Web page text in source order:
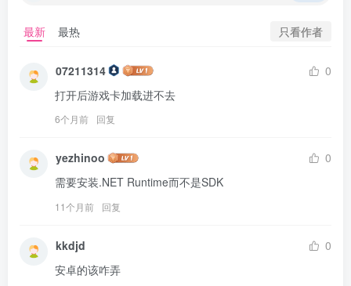
最新 最热 只看作者
07211314
0
打开后游戏卡加载进不去
6个月前 回复
yezhinoo
0
需要安装.NET Runtime而不是SDK
11个月前 回复
kkdjd
0
安卓的该咋弄